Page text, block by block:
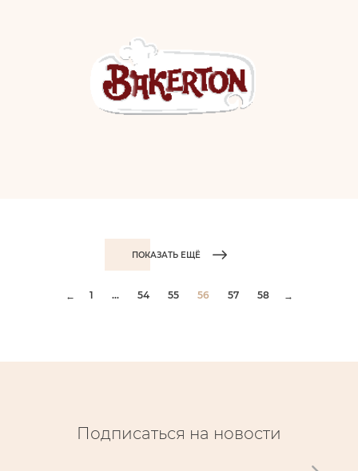
ПОКАЗАТЬ ЕЩЁ
← 1 ... 54 55 56 57 58 →
Подписаться на новости